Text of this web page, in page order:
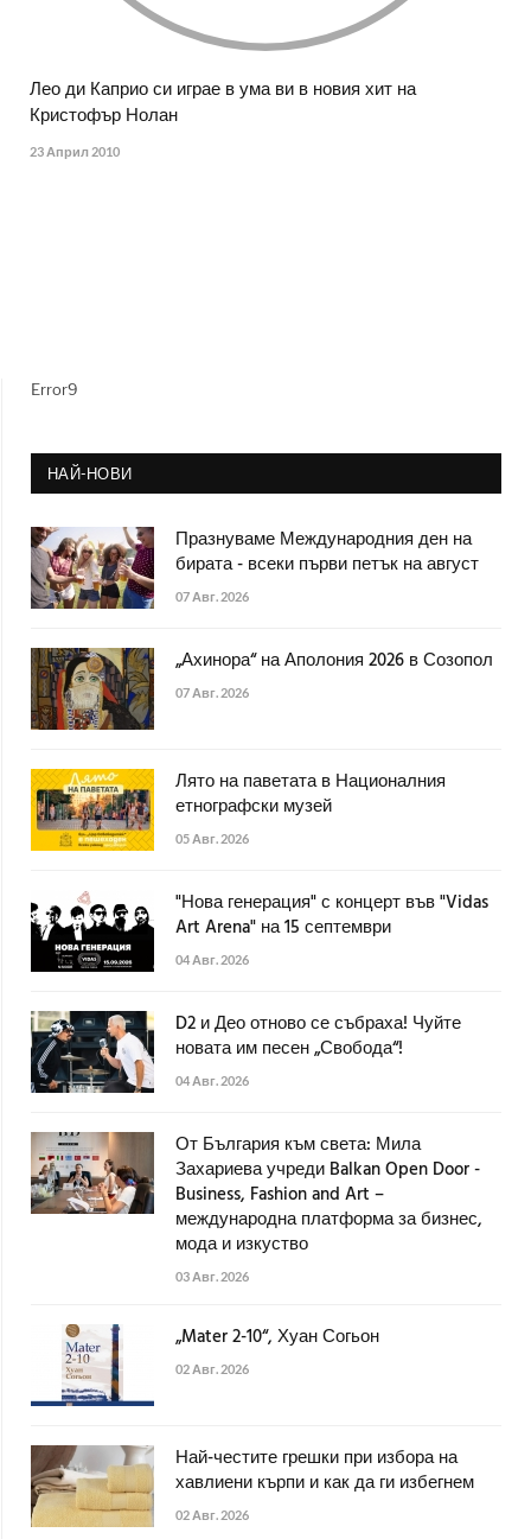
Лео ди Каприо си играе в ума ви в новия хит на
Кристофър Нолан
23 Април 2010
Error9
НАЙ-НОВИ
Празнуваме Международния ден на
бирата - всеки първи петък на август
07 Авг. 2026
„Ахинора“ на Аполония 2026 в Созопол
07 Авг. 2026
Лято на паветата в Националния
етнографски музей
05 Авг. 2026
"Нова генерация" с концерт във "Vidas
Art Arena" на 15 септември
04 Авг. 2026
D2 и Део отново се събраха! Чуйте
новата им песен „Свобода“!
04 Авг. 2026
От България към света: Мила
Захариева учреди Balkan Open Door -
Business, Fashion and Art –
международна платформа за бизнес,
мода и изкуство
03 Авг. 2026
„Mater 2-10“, Хуан Согьон
02 Авг. 2026
Най-честите грешки при избора на
хавлиени кърпи и как да ги избегнем
02 Авг. 2026